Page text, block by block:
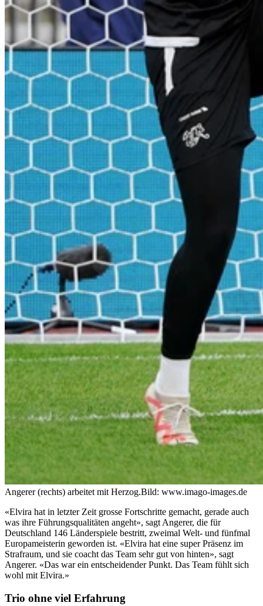
Angerer (rechts) arbeitet mit Herzog.Bild: www.imago-images.de
«Elvira hat in letzter Zeit grosse Fortschritte gemacht, gerade auch
was ihre Führungsqualitäten angeht», sagt Angerer, die für
Deutschland 146 Länderspiele bestritt, zweimal Welt- und fünfmal
Europameisterin geworden ist. «Elvira hat eine super Präsenz im
Strafraum, und sie coacht das Team sehr gut von hinten», sagt
Angerer. «Das war ein entscheidender Punkt. Das Team fühlt sich
wohl mit Elvira.»
Trio ohne viel Erfahrung